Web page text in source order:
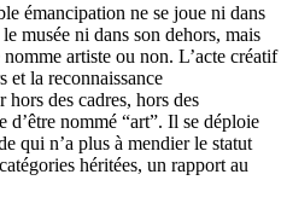
émancipation ne se joue ni dans
musée ni dans son dehors, mais
artiste ou non. L’acte créatif
et la reconnaissance
des cadres, hors des
nommé “art”. Il se déploie
qui n’a plus à mendier le statut
héritées, un rapport au